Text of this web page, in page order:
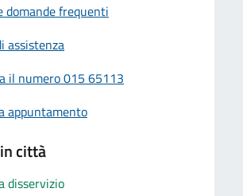
domande frequenti
assistenza
il numero 015 65113
appuntamento
città
disservizio